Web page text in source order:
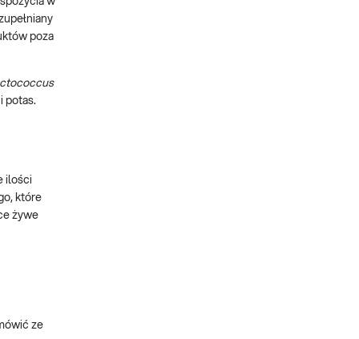
poza
potas.
ilości
które
żywe
ze